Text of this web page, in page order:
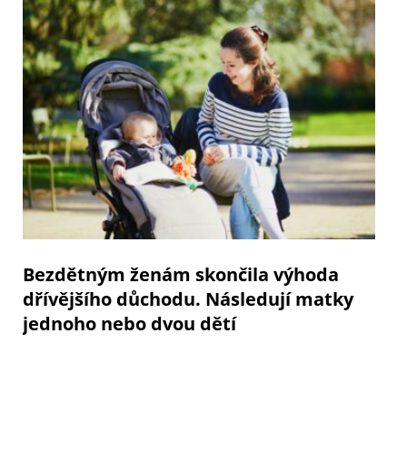
Bezdětným ženám skončila výhoda
dřívějšího důchodu. Následují matky
jednoho nebo dvou dětí